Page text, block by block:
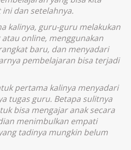
dan setelahnya.
kalinya, guru-guru melakukan
online, menggunakan
baru, dan menyadari
pembelajaran bisa terjadi
pertama kalinya menyadari
tugas guru. Betapa sulitnya
bisa mengajar anak secara
menimbulkan empati
tadinya mungkin belum